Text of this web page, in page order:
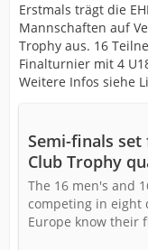
Erstmals trägt die
Mannschaften auf
Trophy aus. 16
Finalturnier mit 4
Weitere Infos siehe
Semi-finals set
Club Trophy
The 16 men's and
competing in eight
Europe know their